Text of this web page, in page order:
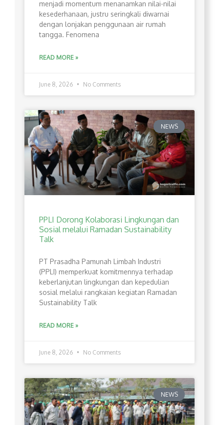
menjadi momentum menanamkan nilai-nilai
kesederhanaan, justru seringkali diwarnai
dengan lonjakan penggunaan air rumah
tangga. Fenomena
READ MORE »
June 8, 2026 No Comments
NEWS
PPLI Dorong Kolaborasi Lingkungan dan
Sosial melalui Ramadan Sustainability
Talk
PT Prasadha Pamunah Limbah Industri
(PPLI) memperkuat komitmennya terhadap
keberlanjutan lingkungan dan kepedulian
sosial melalui rangkaian kegiatan Ramadan
Sustainability Talk
READ MORE »
June 8, 2026 No Comments
NEWS